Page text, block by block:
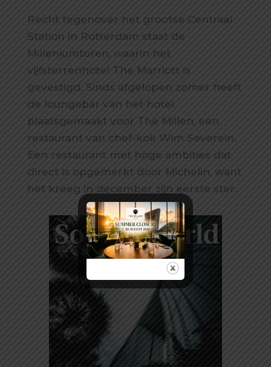
Recht tegenover het grootse Centraal
Station in Rotterdam staat de
Milleniumtoren, waarin het
vijfsterrenhotel The Marriott is
gevestigd. Sinds afgelopen zomer heeft
de loungebar van het hotel
plaatsgemaakt voor The Millèn, een
restaurant van chef-kok Wim Severein.
Een restaurant met hoge ambities dat
direct is opgemerkt door Michelin, want
het kreeg in december zijn eerste ster.